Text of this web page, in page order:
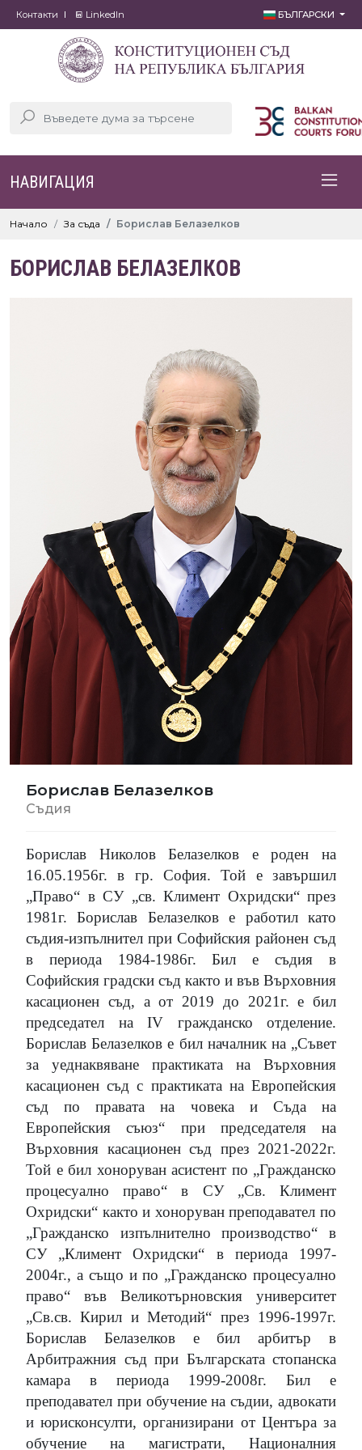
Контакти LinkedIn БЪЛГАРСКИ
НАВИГАЦИЯ
Начало За съда Борислав Белазелков
БОРИСЛАВ БЕЛАЗЕЛКОВ
Борислав Белазелков
Съдия
Борислав Николов Белазелков е роден на
16.05.1956г. в гр. София. Той е завършил
„Право“ в СУ „св. Климент Охридски“ през
1981г. Борислав Белазелков е работил като
съдия-изпълнител при Софийския районен съд
в периода 1984-1986г. Бил е съдия в
Софийския градски съд както и във Върховния
касационен съд, а от 2019 до 2021г. е бил
председател на IV гражданско отделение.
Борислав Белазелков е бил началник на „Съвет
за уеднаквяване практиката на Върховния
касационен съд с практиката на Европейския
съд по правата на човека и Съда на
Европейския съюз“ при председателя на
Върховния касационен съд през 2021-2022г.
Той е бил хоноруван асистент по „Гражданско
процесуално право“ в СУ „Св. Климент
Охридски“ както и хоноруван преподавател по
„Гражданско изпълнително производство“ в
СУ „Климент Охридски“ в периода 1997-
2004г., а също и по „Гражданско процесуално
право“ във Великотърновския университет
„Св.св. Кирил и Методий“ през 1996-1997г.
Борислав Белазелков е бил арбитър в
Арбитражния съд при Българската стопанска
камара в периода 1999-2008г. Бил е
преподавател при обучение на съдии, адвокати
и юрисконсулти, организирани от Центъра за
обучение на магистрати, Националния